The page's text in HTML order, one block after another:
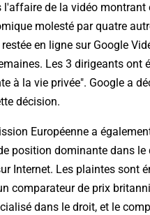
l'affaire de la vidéo montrant
molesté par quatre
en ligne sur Google
Les 3 dirigeants ont
à la vie privée". Google a
décision.
Européenne a
position dominante dans le
Internet. Les plaintes sont
comparateur de prix
dans le droit, et le